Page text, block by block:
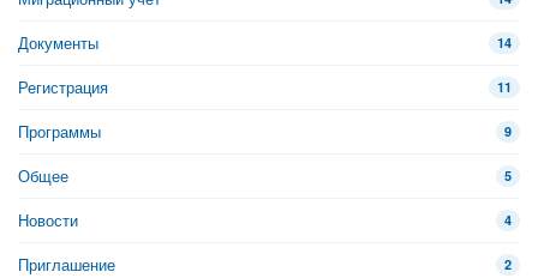
Документы 14
Регистрация 11
Программы 9
Общее 5
Новости 4
Приглашение 2